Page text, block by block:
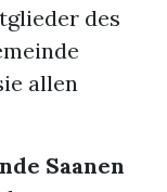
des
allen
Saanen